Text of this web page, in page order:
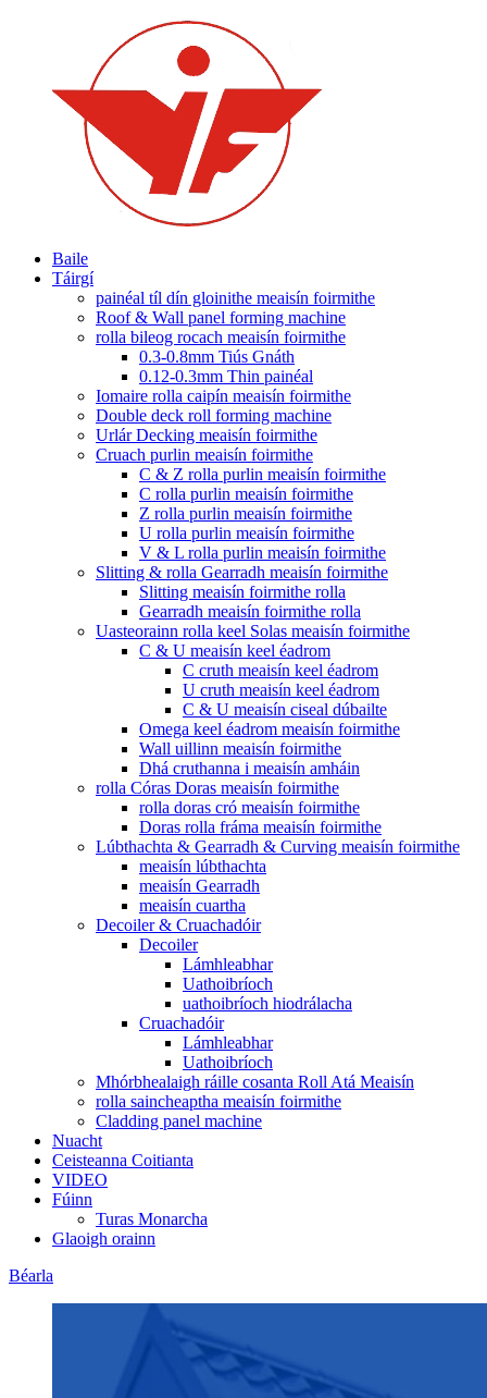
Baile
Táirgí
painéal tíl dín gloinithe meaisín foirmithe
Roof & Wall panel forming machine
rolla bileog rocach meaisín foirmithe
0.3-0.8mm Tiús Gnáth
0.12-0.3mm Thin painéal
Iomaire rolla caipín meaisín foirmithe
Double deck roll forming machine
Urlár Decking meaisín foirmithe
Cruach purlin meaisín foirmithe
C & Z rolla purlin meaisín foirmithe
C rolla purlin meaisín foirmithe
Z rolla purlin meaisín foirmithe
U rolla purlin meaisín foirmithe
V & L rolla purlin meaisín foirmithe
Slitting & rolla Gearradh meaisín foirmithe
Slitting meaisín foirmithe rolla
Gearradh meaisín foirmithe rolla
Uasteorainn rolla keel Solas meaisín foirmithe
C & U meaisín keel éadrom
C cruth meaisín keel éadrom
U cruth meaisín keel éadrom
C & U meaisín ciseal dúbailte
Omega keel éadrom meaisín foirmithe
Wall uillinn meaisín foirmithe
Dhá cruthanna i meaisín amháin
rolla Córas Doras meaisín foirmithe
rolla doras cró meaisín foirmithe
Doras rolla fráma meaisín foirmithe
Lúbthachta & Gearradh & Curving meaisín foirmithe
meaisín lúbthachta
meaisín Gearradh
meaisín cuartha
Decoiler & Cruachadóir
Decoiler
Lámhleabhar
Uathoibríoch
uathoibríoch hiodrálacha
Cruachadóir
Lámhleabhar
Uathoibríoch
Mhórbhealaigh ráille cosanta Roll Atá Meaisín
rolla saincheaptha meaisín foirmithe
Cladding panel machine
Nuacht
Ceisteanna Coitianta
VIDEO
Fúinn
Turas Monarcha
Glaoigh orainn
Béarla